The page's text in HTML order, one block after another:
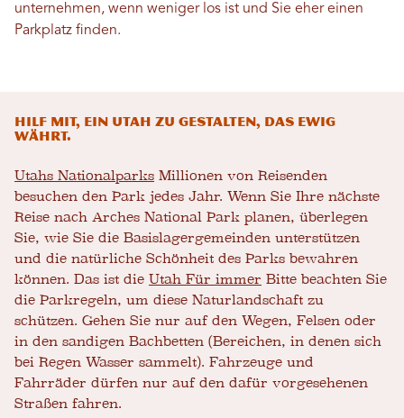
unternehmen, wenn weniger los ist und Sie eher einen
Parkplatz finden.
Hilf mit, ein Utah zu gestalten, das ewig
währt.
Utahs Nationalparks Millionen von Reisenden
besuchen den Park jedes Jahr. Wenn Sie Ihre nächste
Reise nach Arches National Park planen, überlegen
Sie, wie Sie die Basislagergemeinden unterstützen
und die natürliche Schönheit des Parks bewahren
können. Das ist die Utah Für immer Bitte beachten Sie
die Parkregeln, um diese Naturlandschaft zu
schützen. Gehen Sie nur auf den Wegen, Felsen oder
in den sandigen Bachbetten (Bereichen, in denen sich
bei Regen Wasser sammelt). Fahrzeuge und
Fahrräder dürfen nur auf den dafür vorgesehenen
Straßen fahren.